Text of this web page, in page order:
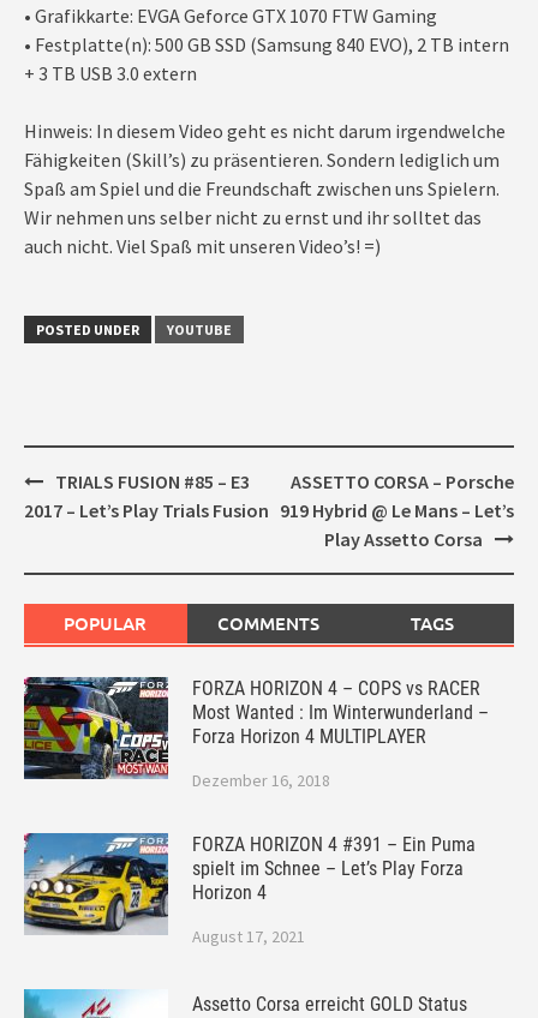
• Grafikkarte: EVGA Geforce GTX 1070 FTW Gaming
• Festplatte(n): 500 GB SSD (Samsung 840 EVO), 2 TB intern
+ 3 TB USB 3.0 extern
Hinweis: In diesem Video geht es nicht darum irgendwelche
Fähigkeiten (Skill’s) zu präsentieren. Sondern lediglich um
Spaß am Spiel und die Freundschaft zwischen uns Spielern.
Wir nehmen uns selber nicht zu ernst und ihr solltet das
auch nicht. Viel Spaß mit unseren Video’s! =)
POSTED UNDER YOUTUBE
Post
navigation
TRIALS FUSION #85 – E3
2017 – Let’s Play Trials Fusion
ASSETTO CORSA – Porsche
919 Hybrid @ Le Mans – Let’s
Play Assetto Corsa
POPULAR COMMENTS TAGS
FORZA HORIZON 4 – COPS vs RACER
Most Wanted : Im Winterwunderland –
Forza Horizon 4 MULTIPLAYER
Dezember 16, 2018
FORZA HORIZON 4 #391 – Ein Puma
spielt im Schnee – Let’s Play Forza
Horizon 4
August 17, 2021
Assetto Corsa erreicht GOLD Status